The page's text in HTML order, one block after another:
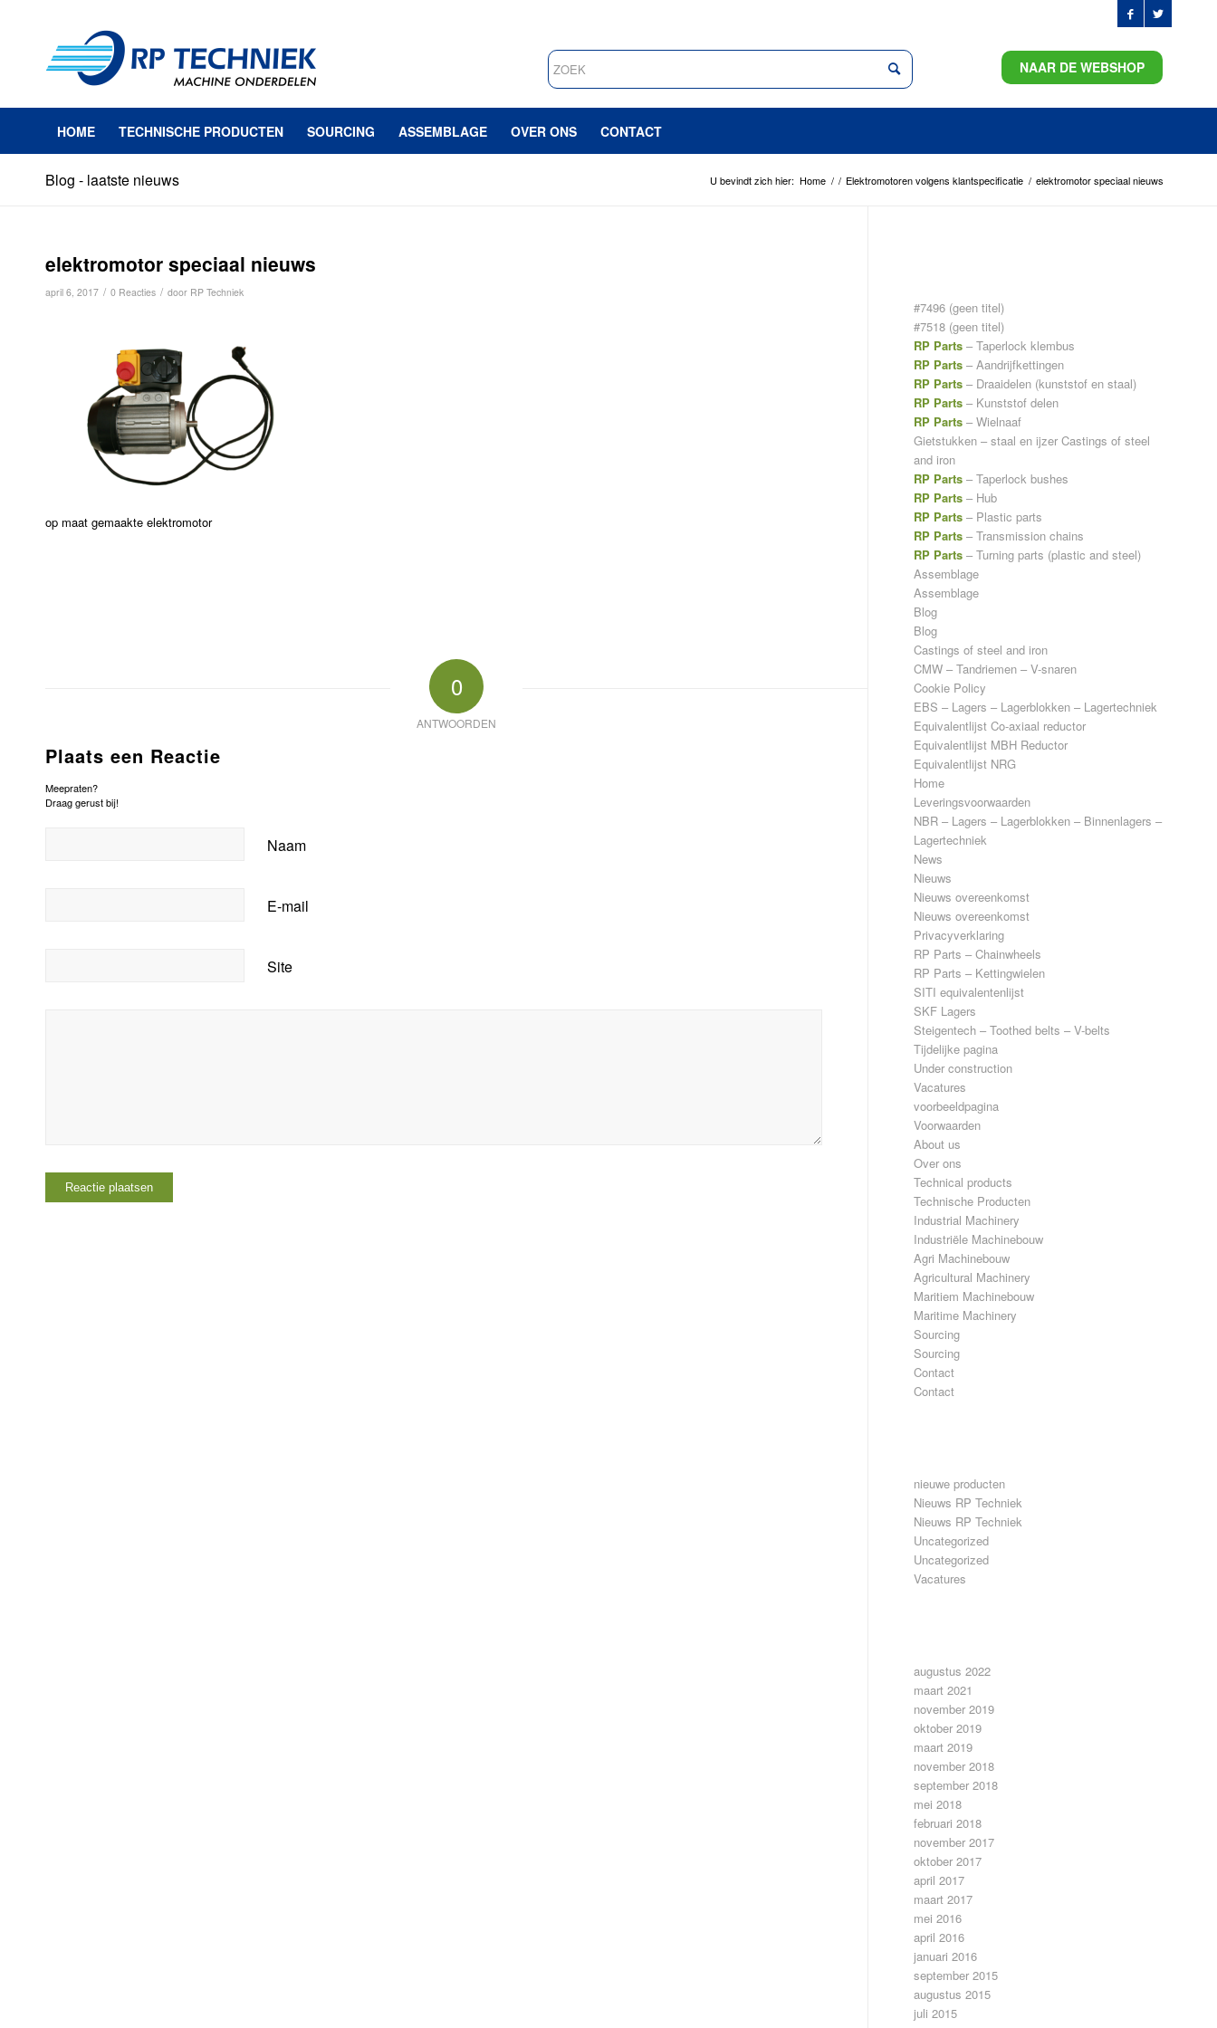
NAAR DE WEBSHOP
HOME TECHNISCHE PRODUCTEN SOURCING ASSEMBLAGE OVER ONS CONTACT
Blog - laatste nieuws U bevindt zich hier: Home / / Elektromotoren volgens klantspecificatie / elektromotor speciaal nieuws
elektromotor speciaal nieuws
april 6, 2017 / 0 Reacties / door RP Techniek
op maat gemaakte elektromotor
0
ANTWOORDEN
Plaats een Reactie
Meepraten?
Draag gerust bij!
Naam
E-mail
Site
#7496 (geen titel)
#7518 (geen titel)
RP Parts– Taperlock klembus
RP Parts – Aandrijfkettingen
RP Parts – Draaidelen (kunststof en staal)
RP Parts – Kunststof delen
RP Parts – Wielnaaf
Gietstukken – staal en ijzer Castings of steel
and iron
RP Parts– Taperlock bushes
RP Parts – Hub
RP Parts – Plastic parts
RP Parts – Transmission chains
RP Parts – Turning parts (plastic and steel)
Assemblage
Assemblage
Blog
Blog
Castings of steel and iron
CMW – Tandriemen – V-snaren
Cookie Policy
EBS – Lagers – Lagerblokken – Lagertechniek
Equivalentlijst Co-axiaal reductor
Equivalentlijst MBH Reductor
Equivalentlijst NRG
Home
Leveringsvoorwaarden
NBR – Lagers – Lagerblokken – Binnenlagers –
Lagertechniek
News
Nieuws
Nieuws overeenkomst
Nieuws overeenkomst
Privacyverklaring
RP Parts – Chainwheels
RP Parts – Kettingwielen
SITI equivalentenlijst
SKF Lagers
Steigentech – Toothed belts – V-belts
Tijdelijke pagina
Under construction
Vacatures
voorbeeldpagina
Voorwaarden
About us
Over ons
Technical products
Technische Producten
Industrial Machinery
Industriële Machinebouw
Agri Machinebouw
Agricultural Machinery
Maritiem Machinebouw
Maritime Machinery
Sourcing
Sourcing
Contact
Contact
nieuwe producten
Nieuws RP Techniek
Nieuws RP Techniek
Uncategorized
Uncategorized
Vacatures
augustus 2022
maart 2021
november 2019
oktober 2019
maart 2019
november 2018
september 2018
mei 2018
februari 2018
november 2017
oktober 2017
april 2017
maart 2017
mei 2016
april 2016
januari 2016
september 2015
augustus 2015
juli 2015